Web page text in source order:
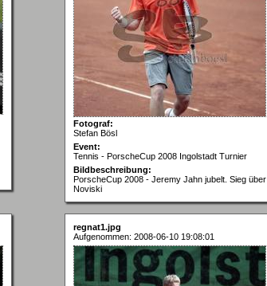
Fotograf:
Stefan Bösl
Event:
Tennis - PorscheCup 2008 Ingolstadt Turnier
Bildbeschreibung:
PorscheCup 2008 - Jeremy Jahn jubelt. Sieg über
Noviski
regnat1.jpg
Aufgenommen: 2008-06-10 19:08:01